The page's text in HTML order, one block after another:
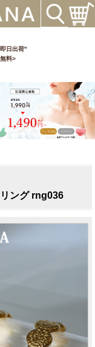
日出荷"
料>
ング rng036